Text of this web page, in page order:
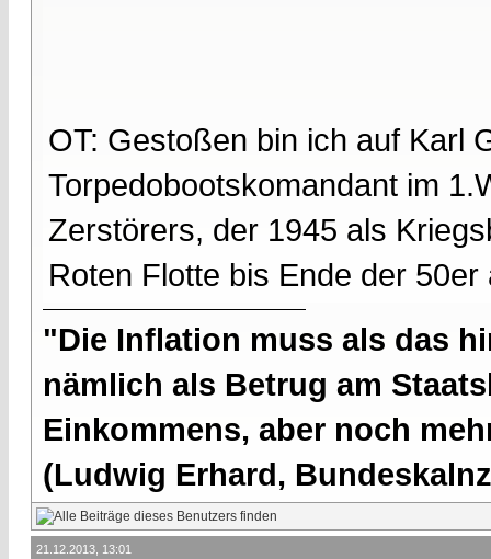
OT: Gestoßen bin ich auf Karl
Torpedobootskomandant im
Zerstörers, der 1945 als
Roten Flotte bis Ende der 50er
"Die Inflation muss als das
nämlich als Betrug am
Einkommens, aber noch
(Ludwig Erhard,
21.12.2013, 13:01